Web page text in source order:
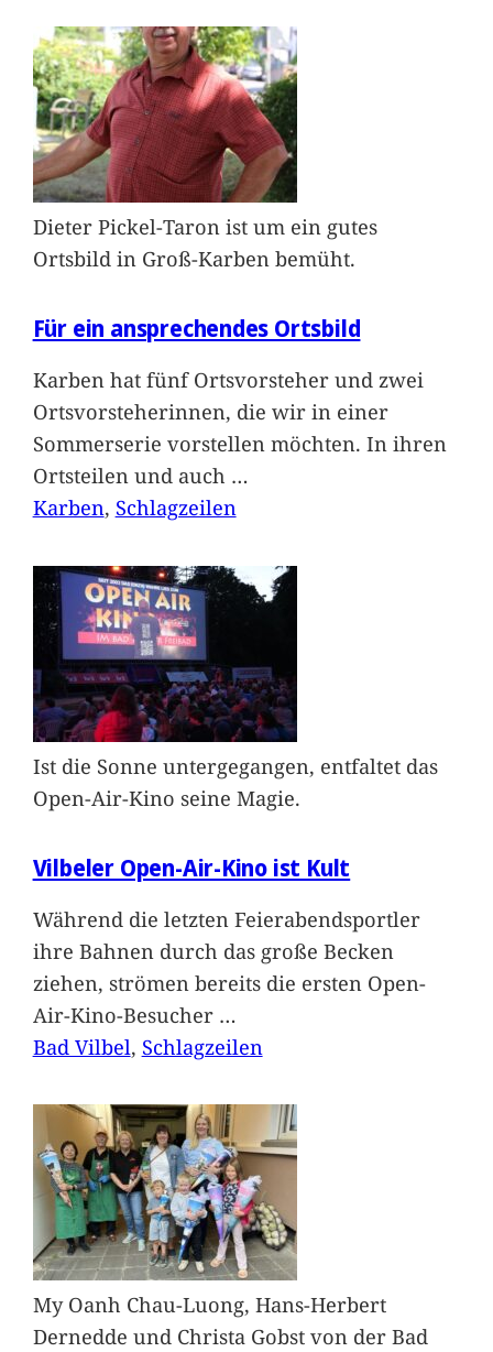
Dieter Pickel-Taron ist um ein gutes
Ortsbild in Groß-Karben bemüht.
Für ein ansprechendes Ortsbild
Karben hat fünf Ortsvorsteher und zwei
Ortsvorsteherinnen, die wir in einer
Sommerserie vorstellen möchten. In ihren
Ortsteilen und auch …
Karben, Schlagzeilen
Ist die Sonne untergegangen, entfaltet das
Open-Air-Kino seine Magie.
Vilbeler Open-Air-Kino ist Kult
Während die letzten Feierabendsportler
ihre Bahnen durch das große Becken
ziehen, strömen bereits die ersten Open-
Air-Kino-Besucher …
Bad Vilbel, Schlagzeilen
My Oanh Chau-Luong, Hans-Herbert
Dernedde und Christa Gobst von der Bad